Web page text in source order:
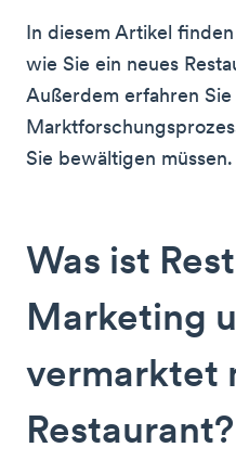
In diesem Artikel
wie Sie ein neues
Außerdem erfahren
Sie bewältigen müssen.
Was ist
Marketing
vermarktet
Restaurant?